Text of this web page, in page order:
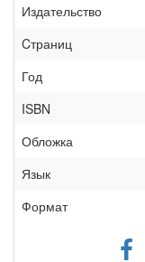
Издательство
Cтраниц
Год
ISBN
Обложка
Язык
Формат